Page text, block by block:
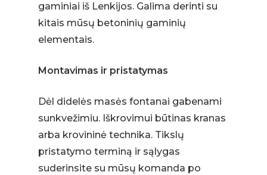
gaminiai iš Lenkijos. Galima derinti su
kitais mūsų betoninių gaminių
elementais.
Montavimas ir pristatymas
Dėl didelės masės fontanai gabenami
sunkvežimiu. Iškrovimui būtinas kranas
arba krovininė technika. Tikslų
pristatymo terminą ir sąlygas
suderinsite su mūsų komanda po